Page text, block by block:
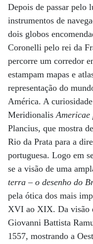
Depois de passar pelo
instrumentos de
dois globos
Coronelli pelo rei da
percorre um corredor
estampam mapas e
representação do
América. A
MeridionalisAmericae
Plancius, que mostra
Rio da Prata para a
portuguesa. Logo em
se a visão de uma
terra – o desenho do
pela ótica dos mais
XVI ao XIX. Da visão
Giovanni Battista
1557, mostrando a